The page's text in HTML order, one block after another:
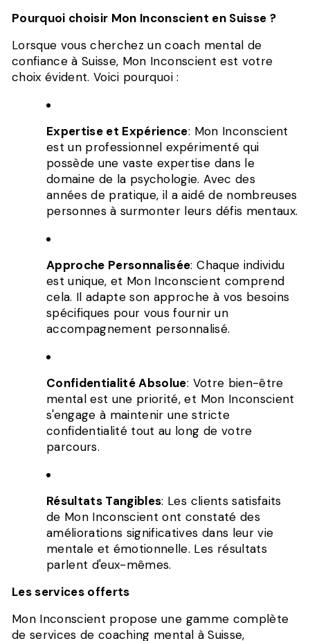
Pourquoi choisir Mon Inconscient en Suisse ?
Lorsque vous cherchez un coach mental de
confiance à Suisse, Mon Inconscient est votre
choix évident. Voici pourquoi :
Expertise et Expérience: Mon Inconscient
est un professionnel expérimenté qui
possède une vaste expertise dans le
domaine de la psychologie. Avec des
années de pratique, il a aidé de nombreuses
personnes à surmonter leurs défis mentaux.
Approche Personnalisée: Chaque individu
est unique, et Mon Inconscient comprend
cela. Il adapte son approche à vos besoins
spécifiques pour vous fournir un
accompagnement personnalisé.
Confidentialité Absolue: Votre bien-être
mental est une priorité, et Mon Inconscient
s'engage à maintenir une stricte
confidentialité tout au long de votre
parcours.
Résultats Tangibles: Les clients satisfaits
de Mon Inconscient ont constaté des
améliorations significatives dans leur vie
mentale et émotionnelle. Les résultats
parlent d'eux-mêmes.
Les services offerts
Mon Inconscient propose une gamme complète
de services de coaching mental à Suisse,